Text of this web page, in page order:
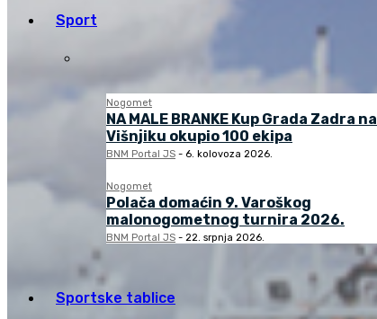
Sport
Nogomet
NA MALE BRANKE Kup Grada Zadra na
Višnjiku okupio 100 ekipa
BNM Portal JS - 6. kolovoza 2026.
Nogomet
Polača domaćin 9. Varoškog
malonogometnog turnira 2026.
BNM Portal JS - 22. srpnja 2026.
Sportske tablice